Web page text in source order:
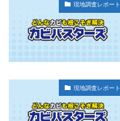
現地調査レポート
現地調査レポート